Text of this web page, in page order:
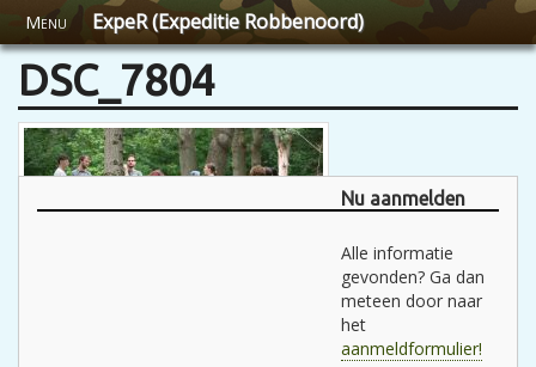
Menu ExpeR (Expeditie Robbenoord)
DSC_7804
Nu aanmelden
Alle informatie
gevonden? Ga dan
meteen door naar
het
aanmeldformulier!